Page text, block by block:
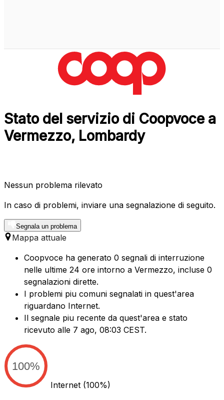
Stato del servizio di Coopvoce a
Vermezzo, Lombardy
Nessun problema rilevato
In caso di problemi, inviare una segnalazione di seguito.
Segnala un problema
Mappa attuale
Coopvoce ha generato 0 segnali di interruzione
nelle ultime 24 ore intorno a Vermezzo, incluse 0
segnalazioni dirette.
I problemi piu comuni segnalati in quest'area
riguardano Internet.
Il segnale piu recente da quest'area e stato
ricevuto alle 7 ago, 08:03 CEST.
100%
Internet (100%)